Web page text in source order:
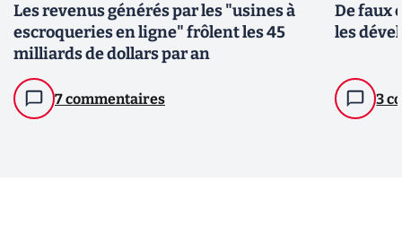
Les revenus générés par les "usines à
escroqueries en ligne" frôlent les 45
milliards de dollars par an
7 commentaires
De faux
les
3